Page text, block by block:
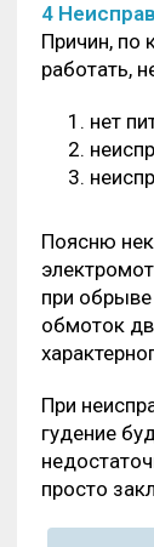
4
Причин, по
работать,
нет
Поясню
при
обмоток
При
гудение
просто